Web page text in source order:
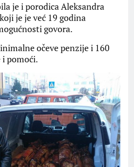
je i porodica Aleksandra
je je već 19 godina
govora.
očeve penzije i 160
i pomoći.